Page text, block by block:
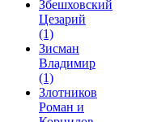
Збешховский
Цезарий
(1)
Зисман
Владимир
(1)
Злотников
Роман и